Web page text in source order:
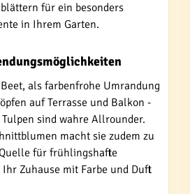
für ein besonders
in Ihrem Garten.
als farbenfrohe Umrandung
auf Terrasse und Balkon -
sind wahre Allrounder.
macht sie zudem zu
für frühlingshafte
Zuhause mit Farbe und Duft